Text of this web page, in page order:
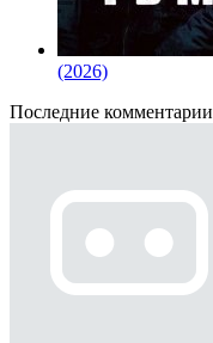
(2026)
Последние комментарии